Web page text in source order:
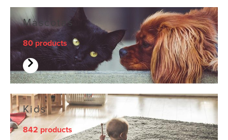
Mascotas
80 products
Kids
842 products